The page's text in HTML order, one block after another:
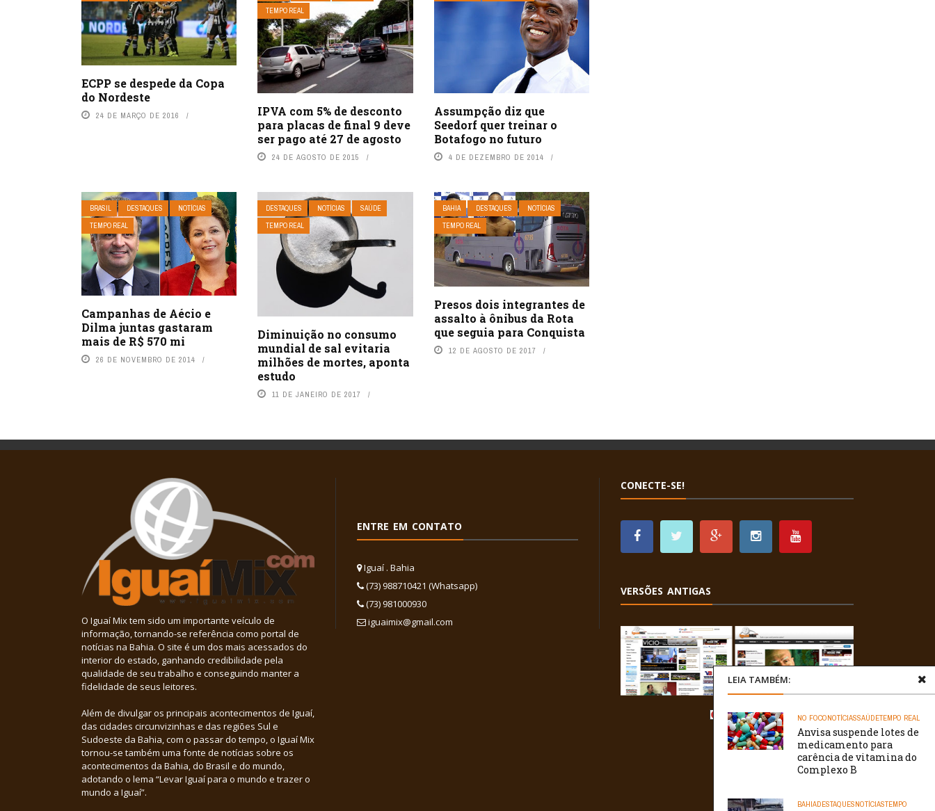
ECPP se despede da Copa
do Nordeste
24 DE MARÇO DE 2016
TEMPO REAL
IPVA com 5% de desconto
para placas de final 9 deve
ser pago até 27 de agosto
24 DE AGOSTO DE 2015
Assumpção diz que
Seedorf quer treinar o
Botafogo no futuro
4 DE DEZEMBRO DE 2014
BRASIL DESTAQUES
NOTÍCIAS
TEMPO REAL
Campanhas de Aécio e
Dilma juntas gastaram
mais de R$ 570 mi
26 DE NOVEMBRO DE 2014
DESTAQUES NOTÍCIAS
SAÚDE
TEMPO REAL
Diminuição no consumo
mundial de sal evitaria
milhões de mortes, aponta
estudo
11 DE JANEIRO DE 2017
BAHIA DESTAQUES
NOTÍCIAS
TEMPO REAL
Presos dois integrantes de
assalto à ônibus da Rota
que seguia para Conquista
12 DE AGOSTO DE 2017
LEIA TAMBÉM:
NO FOCONOTÍCIASSAÚDETEMPO REAL
Anvisa suspende lotes de
medicamento para
carência de vitamina do
Complexo B
BAHIADESTAQUESNOTÍCIASTEMPO
O Iguaí Mix tem sido um importante veículo de
informação, tornando-se referência como portal de
notícias na Bahia. O site é um dos mais acessados do
interior do estado, ganhando credibilidade pela
qualidade de seu trabalho e conseguindo manter a
fidelidade de seus leitores.
Além de divulgar os principais acontecimentos de Iguaí,
das cidades circunvizinhas e das regiões Sul e
Sudoeste da Bahia, com o passar do tempo, o Iguaí Mix
tornou-se também uma fonte de notícias sobre os
acontecimentos da Bahia, do Brasil e do mundo,
adotando o lema “Levar Iguaí para o mundo e trazer o
mundo a Iguaí”.
ENTRE EM CONTATO
Iguaí . Bahia
(73) 988710421 (Whatsapp)
(73) 981000930
iguaimix@gmail.com
CONECTE-SE!
VERSÕES ANTIGAS